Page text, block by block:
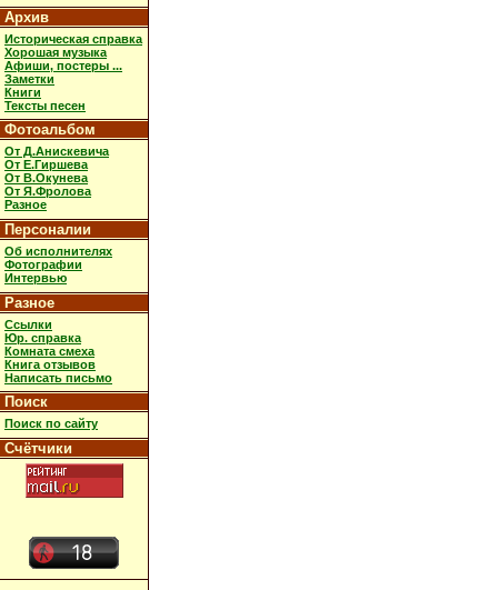
Архив
Историческая справка
Хорошая музыка
Афиши, постеры ...
Заметки
Книги
Тексты песен
Фотоальбом
От Д.Анискевича
От Е.Гиршева
От В.Окунева
От Я.Фролова
Разное
Персоналии
Об исполнителях
Фотографии
Интервью
Разное
Ссылки
Юр. справка
Комната смеха
Книга отзывов
Написать письмо
Поиск
Поиск по сайту
Счётчики